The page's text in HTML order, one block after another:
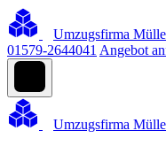
Umzugsfirma
01579-2644041 Angebot
Umzugsfirma